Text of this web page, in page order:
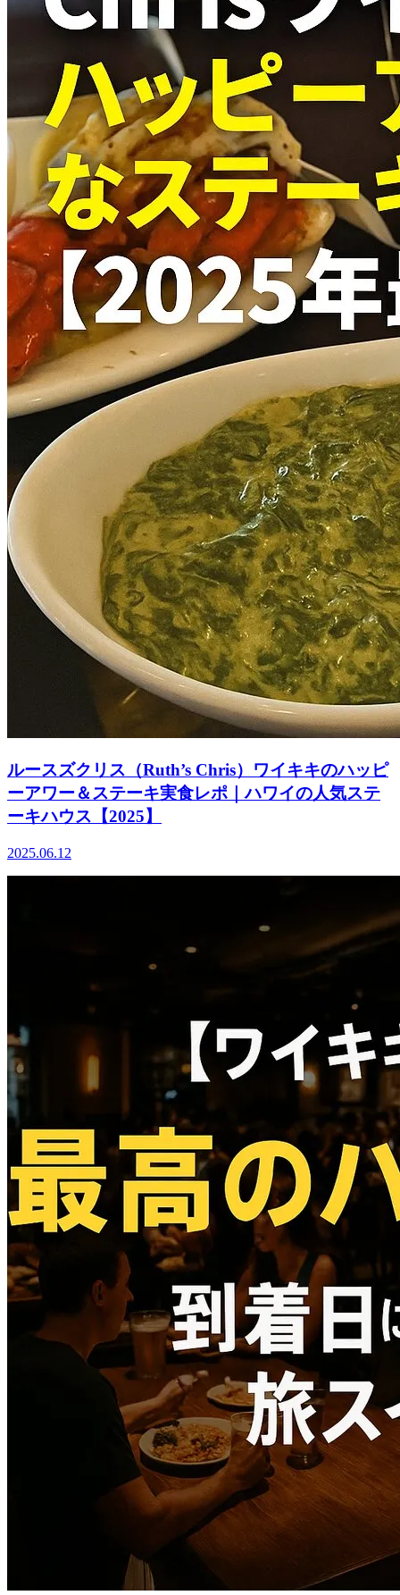
ルースズクリス（Ruth’s Chris）ワイキキのハッピ
ーアワー＆ステーキ実食レポ｜ハワイの人気ステ
ーキハウス【2025】
2025.06.12